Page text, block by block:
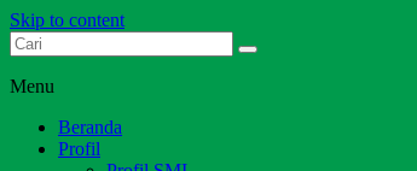
Skip to content
Dari Jambi untuk Indonesia
Menu
Beranda
Profil